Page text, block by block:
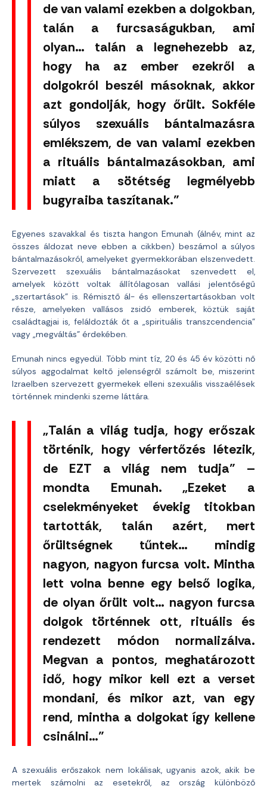
de van valami ezekben a dolgokban,
talán a furcsaságukban, ami
olyan… talán a legnehezebb az,
hogy ha az ember ezekről a
dolgokról beszél másoknak, akkor
azt gondolják, hogy őrült. Sokféle
súlyos szexuális bántalmazásra
emlékszem, de van valami ezekben
a rituális bántalmazásokban, ami
miatt a sötétség legmélyebb
bugyraiba taszítanak.”
Egyenes szavakkal és tiszta hangon Emunah (álnév, mint az
összes áldozat neve ebben a cikkben) beszámol a súlyos
bántalmazásokról, amelyeket gyermekkorában elszenvedett.
Szervezett szexuális bántalmazásokat szenvedett el,
amelyek között voltak állítólagosan vallási jelentőségű
„szertartások” is. Rémisztő ál- és ellenszertartásokban volt
része, amelyeken vallásos zsidó emberek, köztük saját
családtagjai is, feláldozták őt a „spirituális transzcendencia”
vagy „megváltás” érdekében.
Emunah nincs egyedül. Több mint tíz, 20 és 45 év közötti nő
súlyos aggodalmat keltő jelenségről számolt be, miszerint
Izraelben szervezett gyermekek elleni szexuális visszaélések
történnek mindenki szeme láttára.
„Talán a világ tudja, hogy erőszak
történik, hogy vérfertőzés létezik,
de EZT a világ nem tudja” –
mondta Emunah. „Ezeket a
cselekményeket évekig titokban
tartották, talán azért, mert
őrültségnek tűntek… mindig
nagyon, nagyon furcsa volt. Mintha
lett volna benne egy belső logika,
de olyan őrült volt… nagyon furcsa
dolgok történnek ott, rituális és
rendezett módon normalizálva.
Megvan a pontos, meghatározott
idő, hogy mikor kell ezt a verset
mondani, és mikor azt, van egy
rend, mintha a dolgokat így kellene
csinálni…”
A szexuális erőszakok nem lokálisak, ugyanis azok, akik be
mertek számolni az esetekről, az ország különböző